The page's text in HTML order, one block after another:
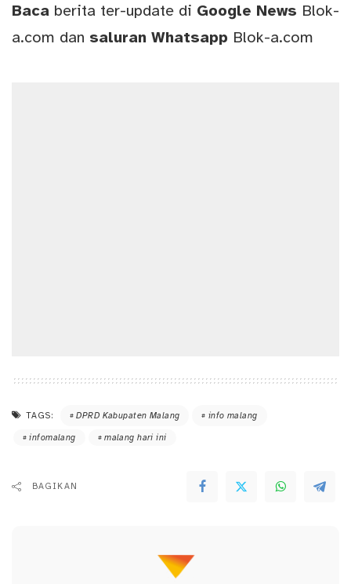
Baca berita ter-update di Google News Blok-
a.com dan saluran Whatsapp Blok-a.com
TAGS: DPRD Kabupaten Malang info malang
infomalang malang hari ini
BAGIKAN